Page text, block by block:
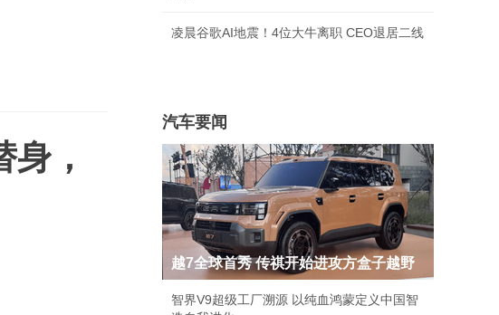
，
凌晨谷歌AI地震！4位大牛离职 CEO退居二线
汽车要闻
越7全球首秀 传祺开始进攻方盒子越野
智界V9超级工厂溯源 以纯血鸿蒙定义中国智